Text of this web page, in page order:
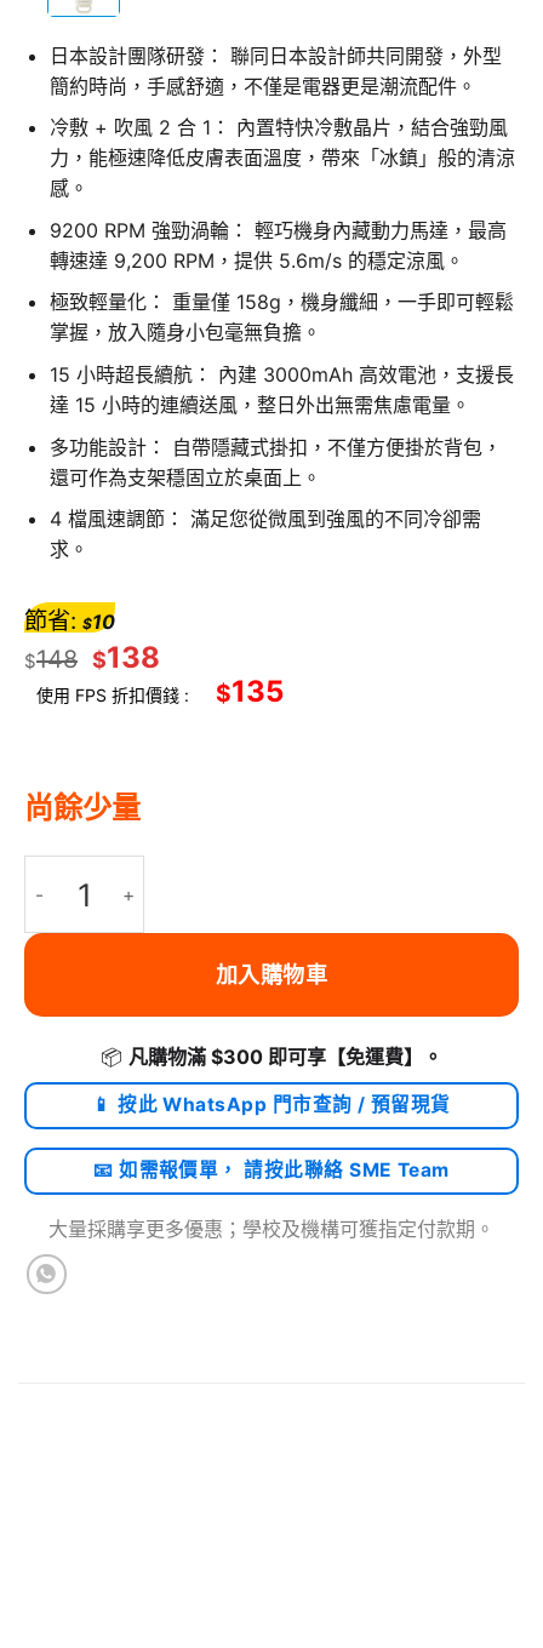
日本設計團隊研發： 聯同日本設計師共同開發，外型
簡約時尚，手感舒適，不僅是電器更是潮流配件。
冷敷 + 吹風 2 合 1： 內置特快冷敷晶片，結合強勁風
力，能極速降低皮膚表面溫度，帶來「冰鎮」般的清涼
感。
9200 RPM 強勁渦輪： 輕巧機身內藏動力馬達，最高
轉速達 9,200 RPM，提供 5.6m/s 的穩定涼風。
極致輕量化： 重量僅 158g，機身纖細，一手即可輕鬆
掌握，放入隨身小包毫無負擔。
15 小時超長續航： 內建 3000mAh 高效電池，支援長
達 15 小時的連續送風，整日外出無需焦慮電量。
多功能設計： 自帶隱藏式掛扣，不僅方便掛於背包，
還可作為支架穩固立於桌面上。
4 檔風速調節： 滿足您從微風到強風的不同冷卻需
求。
$148 $138
節省: $10
使用 FPS 折扣價錢 : $135
尚餘少量
加入購物車
📦 凡購物滿 $300 即可享 【免運費】 。
📱 按此 WhatsApp 門市查詢 / 預留現貨
📧 如需報價單， 請按此聯絡 SME Team
大量採購享更多優惠；學校及機構可獲指定付款期。